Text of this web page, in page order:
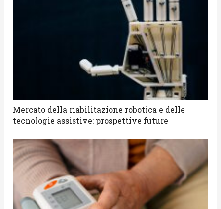
Mercato della riabilitazione robotica e delle
tecnologie assistive: prospettive future